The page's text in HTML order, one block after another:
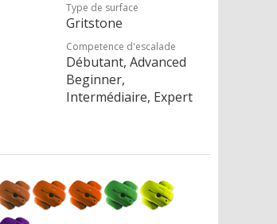
Type de surface
Gritstone
Competence d'escalade
Débutant, Advanced
Beginner,
Intermédiaire, Expert